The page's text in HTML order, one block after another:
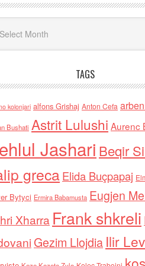
TAGS
kolonjari alfons Grishaj Anton Cefa
Bushati Astrit Lulushi Aurenc
Jashari Beqir
grecaElida Buçpapaj
Bytyci Ermira Babamusta Eugjen
Xharra Frank shkreli
Gezim Llojdia Ilir